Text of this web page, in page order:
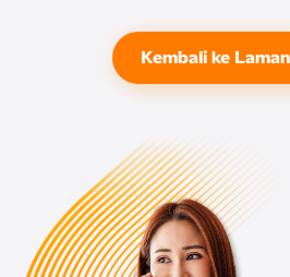
Kembali ke